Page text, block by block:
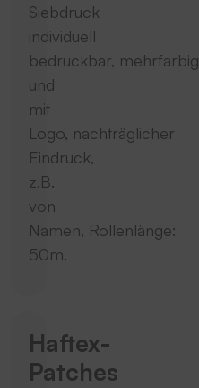
Siebdruck
individuell
bedruckbar, mehrfarbig
und
mit
Logo, nachträglicher
Eindruck,
z.B.
von
Namen, Rollenlänge:
50m.
Haftex-
Patches